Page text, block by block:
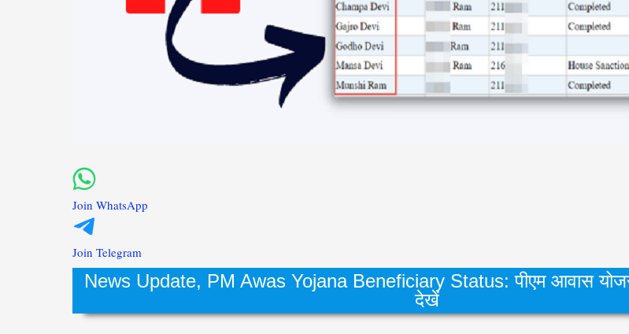
Join WhatsApp
Join Telegram
News Update, PM Awas Yojana Beneficiary Status: पीएम आवास
देखें